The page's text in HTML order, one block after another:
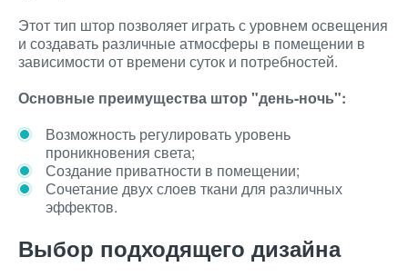
Этот тип штор позволяет играть с уровнем освещения
и создавать различные атмосферы в помещении в
зависимости от времени суток и потребностей.
Основные преимущества штор "день-ночь":
Возможность регулировать уровень
проникновения света;
Создание приватности в помещении;
Сочетание двух слоев ткани для различных
эффектов.
Выбор подходящего дизайна